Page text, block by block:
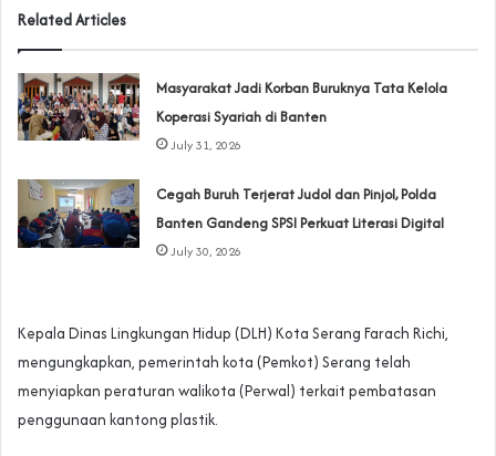
Related Articles
‎Masyarakat Jadi Korban Buruknya Tata Kelola
Koperasi Syariah di Banten
July 31, 2026
Cegah Buruh Terjerat Judol dan Pinjol, Polda
Banten Gandeng SPSI Perkuat Literasi Digital
July 30, 2026
Kepala Dinas Lingkungan Hidup (DLH) Kota Serang Farach Richi,
mengungkapkan, pemerintah kota (Pemkot) Serang telah
menyiapkan peraturan walikota (Perwal) terkait pembatasan
penggunaan kantong plastik.